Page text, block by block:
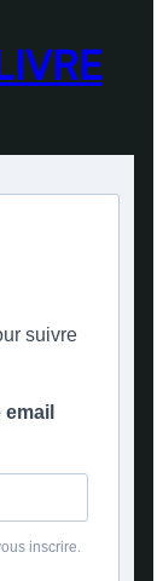
suivre
inscrire.